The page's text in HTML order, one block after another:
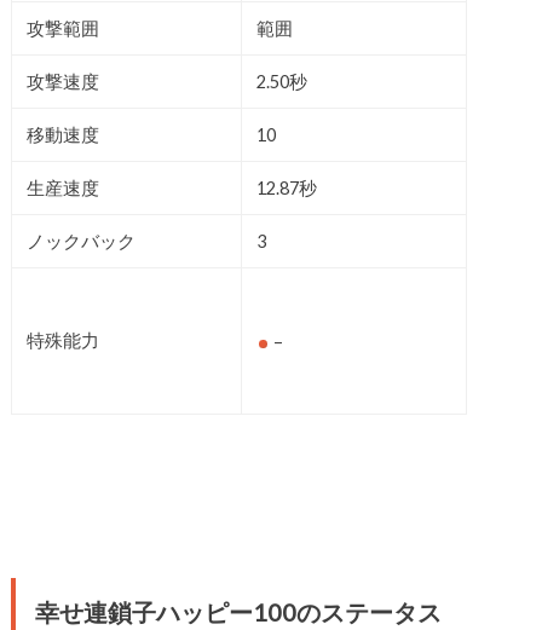
攻撃範囲 範囲
攻撃速度 2.50秒
移動速度 10
生産速度 12.87秒
ノックバック 3
特殊能力 –
幸せ連鎖子ハッピー100のステータス